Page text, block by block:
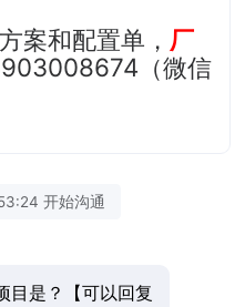
案和配置单， 厂
（微信
开始沟通
目是？【可以回复